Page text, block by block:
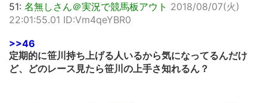
51: 名無しさん＠実況で競馬板アウト 2018/08/07(火)
22:01:55.01 ID:Vm4qeYBR0
>>46
定期的に笹川持ち上げる人いるから気になってるんだけ
ど、どのレース見たら笹川の上手さ知れるん？